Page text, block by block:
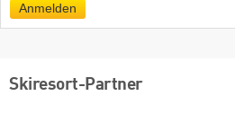
Anmelden
Skiresort-Partner